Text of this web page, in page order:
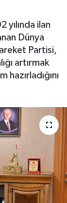
yılında ilan
Dünya
Partisi,
artırmak